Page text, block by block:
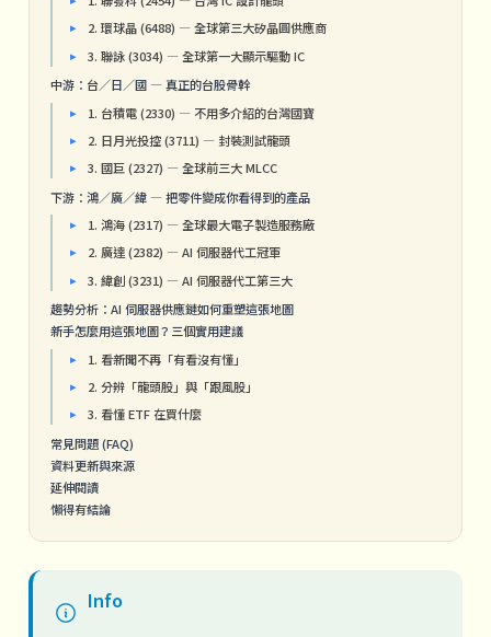
2. 環球晶 (6488) — 全球第三大矽晶圓供應商
3. 聯詠 (3034) — 全球第一大顯示驅動 IC
中游：台／日／國 — 真正的台股骨幹
1. 台積電 (2330) — 不用多介紹的台灣國寶
2. 日月光投控 (3711) — 封裝測試龍頭
3. 國巨 (2327) — 全球前三大 MLCC
下游：鴻／廣／緯 — 把零件變成你看得到的產品
1. 鴻海 (2317) — 全球最大電子製造服務廠
2. 廣達 (2382) — AI 伺服器代工冠軍
3. 緯創 (3231) — AI 伺服器代工第三大
趨勢分析：AI 伺服器供應鏈如何重塑這張地圖
新手怎麼用這張地圖？三個實用建議
1. 看新聞不再「有看沒有懂」
2. 分辨「龍頭股」與「跟風股」
3. 看懂 ETF 在買什麼
常見問題 (FAQ)
資料更新與來源
延伸閱讀
懶得有結論
Info